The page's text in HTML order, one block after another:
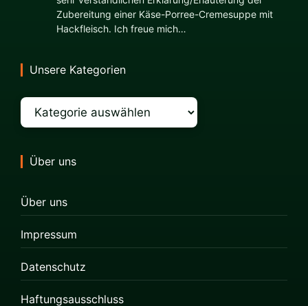
Zubereitung einer Käse-Porree-Cremesuppe mit
Hackfleisch. Ich freue mich…
Unsere Kategorien
Kategorien
Über uns
Über uns
Impressum
Datenschutz
Haftungsausschluss